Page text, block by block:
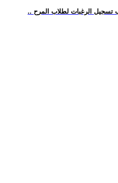
تسجيل الرغبات لطلاب المرح